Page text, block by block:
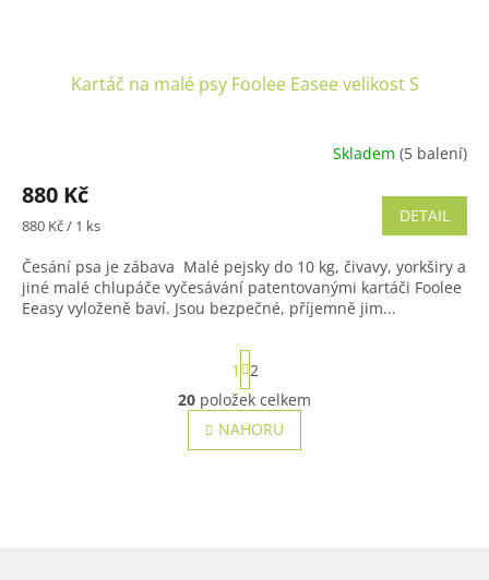
Kartáč na malé psy Foolee Easee velikost S
produktu
je
5,0
z
5
hvězdiček.
Skladem(5 balení)
880 Kč
Měrná
880 Kč / 1 ks DETAIL
Česání psa je zábava Malé pejsky do 10 kg, čivavy, yorkširy a
jiné malé chlupáče vyčesávání patentovanými kartáči Foolee
Eeasy vyloženě baví. Jsou bezpečné, příjemně jim...
O
v
l
S
t
r
á
n
k
1
2
20 položek celkem
NAHORU